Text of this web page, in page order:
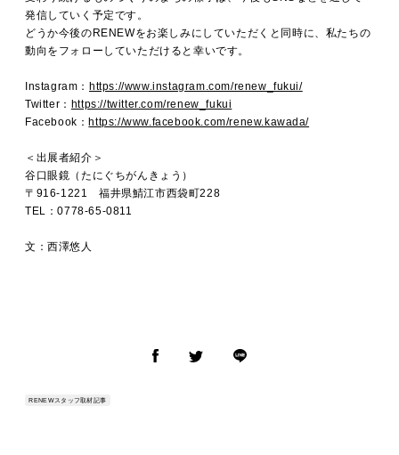
発信していく予定です。
どうか今後のRENEWをお楽しみにしていただくと同時に、私たちの
動向をフォローしていただけると幸いです。
Instagram： https://www.instagram.com/renew_fukui/
Twitter： https://twitter.com/renew_fukui
Facebook： https://www.facebook.com/renew.kawada/
＜出展者紹介＞
谷口眼鏡（たにぐちがんきょう）
〒916-1221 福井県鯖江市西袋町228
TEL：0778-65-0811
文：西澤悠人
RENEWスタッフ取材記事